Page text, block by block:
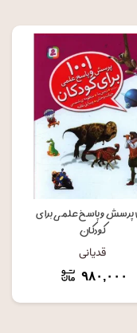
۱۰۰۱ پرسش و پاسخ علمی برای
کودکان
قدیانی
۹۸۰,۰۰۰